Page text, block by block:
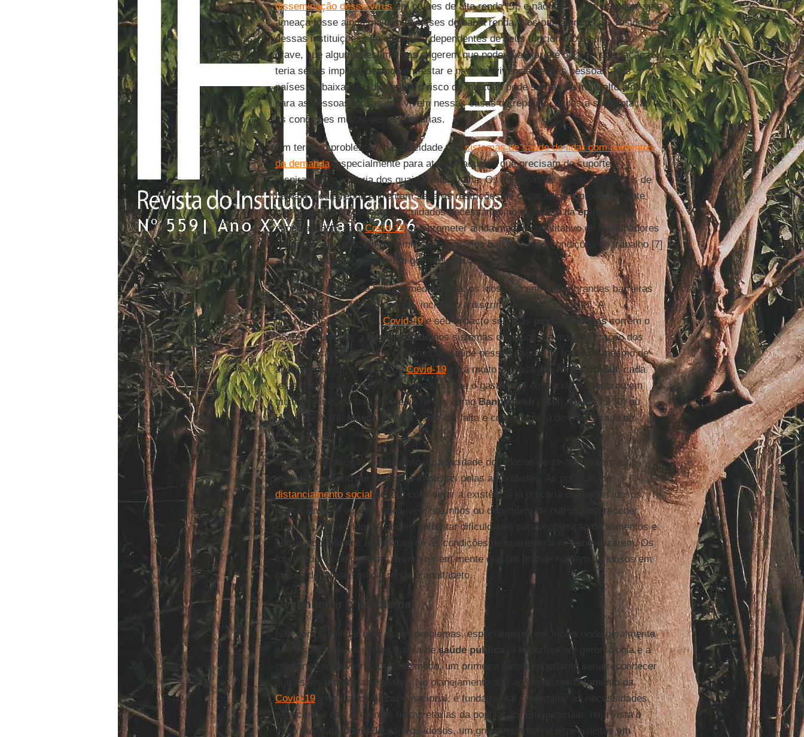
disseminação desse vírus em países de alta renda [5], e não seria surpreendente se a
ameaça fosse ainda maior nos países de baixa renda. Nos países ricos, os residentes
dessas instituições são altamente dependentes de seus funcionários e um surto
grave, que algumas estimativas sugerem que poderia afetar até 60% da população [6],
teria sérias implicações no bem-estar e na sobrevivência dessas pessoas. Nos
países de baixa e média renda, o risco de infecção pode ser tão ou mais alto ainda
para as pessoas idosas que vivem nessas casas de repouso, dadas a superlotação e
as condições muitas vezes precárias.
Um terceiro problema é a capacidade dossistemas de saúde de lidar com aumentos
da demanda, especialmente para atender aqueles que precisam de suporte
respiratório, a maioria dos quais é mais velha. Os sistemas de saúde dos países de
baixa e média renda enfrentam severas restrições de capacidade e provavelmente
não conseguirão oferecer os cuidados necessários no momento daepidemia
especialmente se aCovid-19comprometer ainda mais o quantitativo de trabalhadores
de saúde – já reduzido por emigração, salários baixos e más condições de trabalho [7]
– e a já limitada expertise em gerontologia.
Em muitos países de baixa e média renda, os idosos já enfrentam grandes barreiras
de acesso a serviços de saúde, incluindo a discriminação por idade [8]. A
disseminação global daCovid-19e seu impacto sobre as pessoas idosascorrem o
risco de aumentar a
desigualdadenos sistemas de saúde e a marginalização dos
idosos. A capacidade dos sistemas de saúde nesses países de tratar ou mesmo de
apenas rastrear os casos deCovid-19será muito limitada. Na África do Sul, cada
teste custa cerca de US$ 75 – mais do que o gasto total em saúde do governo em
muitos países de baixa e média renda, comoBangladesh ($ 34),Benin($ 30) ou
Haiti($ 38) [9]. Máscaras N95 estão em falta e custam cerca de US$ 9 cada na
África do Sul .
Uma quarta questão diz respeito à capacidade dos idosos de se adequarem às
medidas decontrole sanitárioimpostas pelas autoridades. As políticas de
distanciamento social devem considerar a existência já precária de muitos idosos,
principalmente aqueles que vivem sozinhos ou dependem de outros para receber
cuidados. Esses idosos podem enfrentar dificuldades para a obtenção de alimentos e
outros suprimentos essenciais se as condições de quarentena se generalizarem. Os
formuladores de políticas devem ter em mente que um grande número de idosos em
países de baixa e média renda é analfabeto.
Reconhecer o problema
Não será fácil lidar com esses problemas, especialmente em locais onde geralmente
são insuficientes a infraestrutura desaúde pública
, a expertise em gerontologia e a
confiança no governo. De todo modo, um primeiro passo importante seria reconhecer
que esses problemas existem. No planejamento das ações de enfrentamento da
Covid-19, nos planos global e nacional, é fundamental contemplar as necessidades
específicas das diferentes faixas etárias da população. Em particular, haja vista o
risco maior da Covid-19 para os idosos, um grupo mundial de especialistas em